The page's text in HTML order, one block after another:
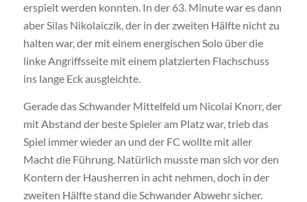
erspielt werden konnten. In der 63. Minute war es dann
aber Silas Nikolaiczik, der in der zweiten Hälfte nicht zu
halten war, der mit einem energischen Solo über die
linke Angriffsseite mit einem platzierten Flachschuss
ins lange Eck ausgleichte.
Gerade das Schwander Mittelfeld um Nicolai Knorr, der
mit Abstand der beste Spieler am Platz war, trieb das
Spiel immer wieder an und der FC wollte mit aller
Macht die Führung. Natürlich musste man sich vor den
Kontern der Hausherren in acht nehmen, doch in der
zweiten Hälfte stand die Schwander Abwehr sicher.